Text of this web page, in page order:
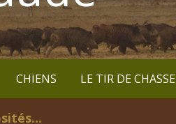
CHIENS LE TIR DE CHASSE